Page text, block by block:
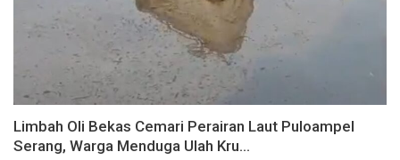
Limbah Oli Bekas Cemari Perairan Laut Puloampel
Serang, Warga Menduga Ulah Kru…